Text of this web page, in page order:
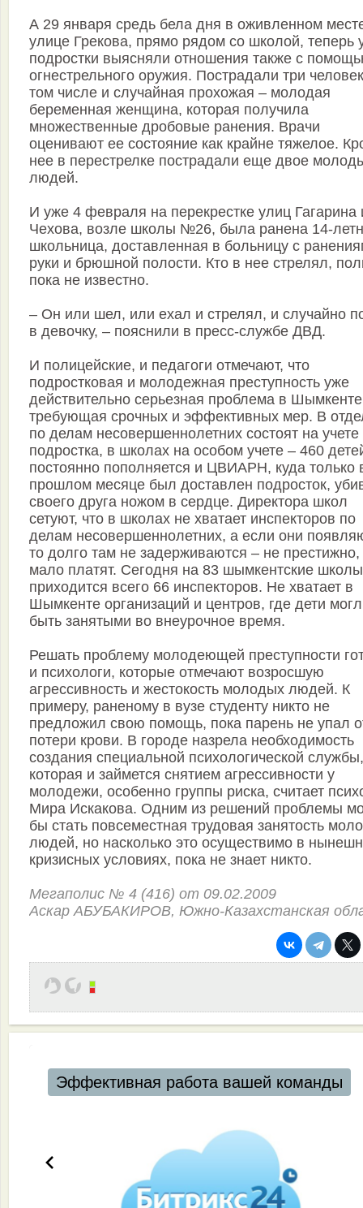
А 29 января средь бела дня в оживленном
улице Грекова, прямо рядом со школой, теперь
подростки выясняли отношения также с
огнестрельного оружия. Пострадали три
том числе и случайная прохожая – молодая
беременная женщина, которая получила
множественные дробовые ранения. Врачи
оценивают ее состояние как крайне тяжелое.
нее в перестрелке пострадали еще двое
людей.
И уже 4 февраля на перекрестке улиц Гагарина
Чехова, возле школы №26, была ранена 14-
школьница, доставленная в больницу с
руки и брюшной полости. Кто в нее стрелял,
пока не известно.
– Он или шел, или ехал и стрелял, и случайно
в девочку, – пояснили в пресс-службе ДВД.
И полицейские, и педагоги отмечают, что
подростковая и молодежная преступность уже
действительно серьезная проблема в
требующая срочных и эффективных мер. В
по делам несовершеннолетних состоят на учете
подростка, в школах на особом учете – 460
постоянно пополняется и ЦВИАРН, куда только
прошлом месяце был доставлен подросток,
своего друга ножом в сердце. Директора школ
сетуют, что в школах не хватает инспекторов по
делам несовершеннолетних, а если они
то долго там не задерживаются – не
мало платят. Сегодня на 83 шымкентские школы
приходится всего 66 инспекторов. Не хватает в
Шымкенте организаций и центров, где дети
быть занятыми во внеурочное время.
Решать проблему молодеющей преступности
и психологи, которые отмечают возросшую
агрессивность и жестокость молодых людей. К
примеру, раненому в вузе студенту никто не
предложил свою помощь, пока парень не упал
потери крови. В городе назрела необходимость
создания специальной психологической службы,
которая и займется снятием агрессивности у
молодежи, особенно группы риска, считает
Мира Искакова. Одним из решений проблемы
бы стать повсеместная трудовая занятость
людей, но насколько это осуществимо в
кризисных условиях, пока не знает никто.
Мегаполис № 4 (416) от 09.02.2009
Аскар АБУБАКИРОВ, Южно-Казахстанская
Эффективная работа вашей команды